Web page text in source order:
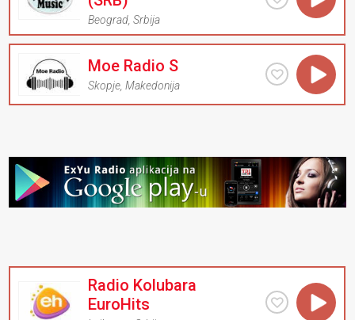
Beograd ,Srbija
Moe Radio S
Skopje ,Makedonija
Radio Kolubara
EuroHits